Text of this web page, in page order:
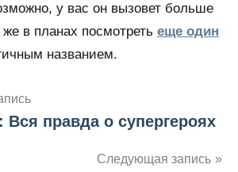
у вас он вызовет больше
в планах посмотреть еще один
названием.
правда о супергероях
Следующая запись